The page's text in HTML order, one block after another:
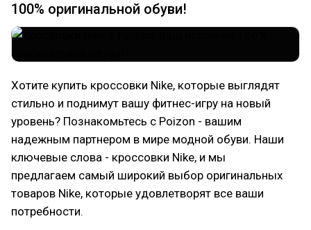
100% оригинальной обуви!
Хотите купить кроссовки Nike, которые выглядят
стильно и поднимут вашу фитнес-игру на новый
уровень? Познакомьтесь с Poizon - вашим
надежным партнером в мире модной обуви. Наши
ключевые слова - кроссовки Nike, и мы
предлагаем самый широкий выбор оригинальных
товаров Nike, которые удовлетворят все ваши
потребности.